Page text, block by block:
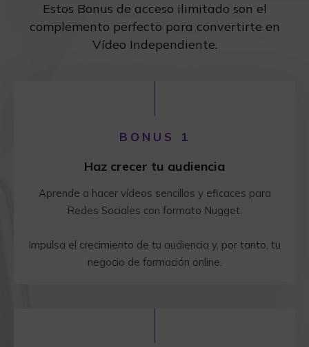
Estos Bonus de acceso ilimitado son el
complemento perfecto para convertirte en
Vídeo Independiente.
BONUS 1
Haz crecer tu audiencia
Aprende a hacer vídeos sencillos y eficaces para
Redes Sociales con formato Nugget.
Impulsa el crecimiento de tu audiencia y, por tanto, tu
negocio de formación online.